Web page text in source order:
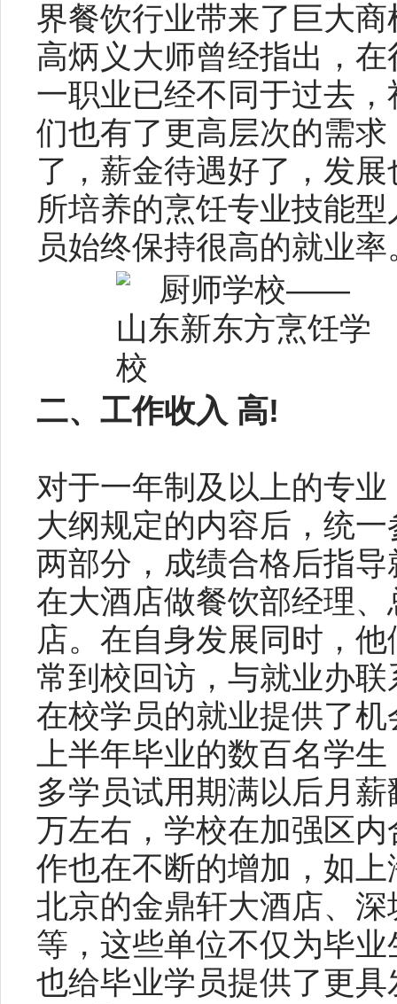
界餐饮行业带来了巨大
高炳义大师曾经指出，
一职业已经不同于过去
们也有了更高层次的需
了，薪金待遇好了，发
所培养的烹饪专业技能
员始终保持很高的就业率
二、工作收入 高!
对于一年制及以上的专
大纲规定的内容后，统
两部分，成绩合格后指
在大酒店做餐饮部经理
店。在自身发展同时，
常到校回访，与就业办
在校学员的就业提供了
上半年毕业的数百名学
多学员试用期满以后月
万左右，学校在加强区
作也在不断的增加，如
北京的金鼎轩大酒店、
等，这些单位不仅为毕
也给毕业学员提供了更